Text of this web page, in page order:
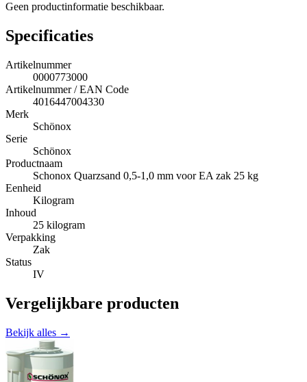
Geen productinformatie beschikbaar.
Specificaties
Artikelnummer
0000773000
Artikelnummer / EAN Code
4016447004330
Merk
Schönox
Serie
Schönox
Productnaam
Schonox Quarzsand 0,5-1,0 mm voor EA zak 25 kg
Eenheid
Kilogram
Inhoud
25 kilogram
Verpakking
Zak
Status
IV
Vergelijkbare producten
Bekijk alles →